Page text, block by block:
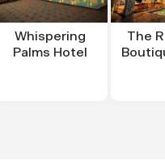
Whispering
Palms Hotel
The